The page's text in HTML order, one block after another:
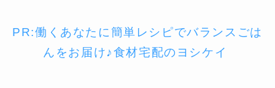
PR:働くあなたに簡単レシピでバランスごは
んをお届け♪食材宅配のヨシケイ